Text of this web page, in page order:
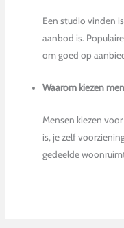
Een studio vinden
aanbod is.
om goed op
Waarom kiezen
Mensen kiezen
is, je zelf
gedeelde